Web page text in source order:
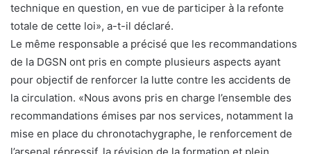
technique en question, en vue de participer à la refonte
totale de cette loi», a-t-il déclaré.
Le même responsable a précisé que les recommandations
de la DGSN ont pris en compte plusieurs aspects ayant
pour objectif de renforcer la lutte contre les accidents de
la circulation. «Nous avons pris en charge l’ensemble des
recommandations émises par nos services, notamment la
mise en place du chronotachygraphe, le renforcement de